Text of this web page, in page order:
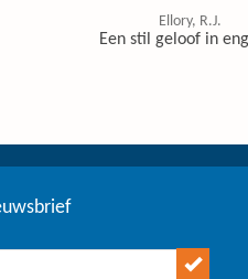
Ellory, R.J.
Een stil geloof in